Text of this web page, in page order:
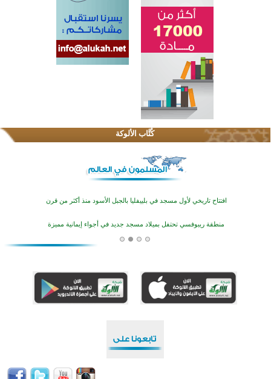
كُتَّاب الألوكة
اختتام الدورة التاسعة لمسابقة حفظ وتلاوة القرآن الكريم في أزناكاييف
تيسليتش تختتم برنامجا تعليميا لتعزيز القيم وبناء الشخصية للشباب المسلمين
اختتام منافسات قرآنية متميزة في بنغلاديش بمشاركة 3000 متسابق
أكبر مشروع إسلامي في ريف أستراليا يفتتح أبوابه بعد سنوات من العمل والعطاء
اختتام الدورة التاسعة لمسابقة حفظ وتلاوة القرآن الكريم في أزناكاييف